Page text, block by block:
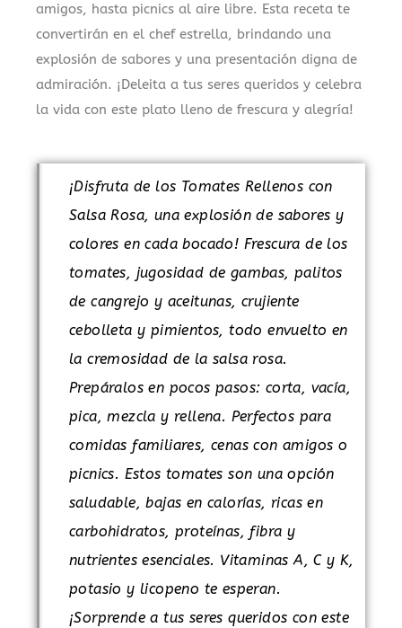
amigos, hasta picnics al aire libre. Esta receta te
convertirán en el chef estrella, brindando una
explosión de sabores y una presentación digna de
admiración. ¡Deleita a tus seres queridos y celebra
la vida con este plato lleno de frescura y alegría!
¡Disfruta de los Tomates Rellenos con
Salsa Rosa, una explosión de sabores y
colores en cada bocado! Frescura de los
tomates, jugosidad de gambas, palitos
de cangrejo y aceitunas, crujiente
cebolleta y pimientos, todo envuelto en
la cremosidad de la salsa rosa.
Prepáralos en pocos pasos: corta, vacía,
pica, mezcla y rellena. Perfectos para
comidas familiares, cenas con amigos o
picnics. Estos tomates son una opción
saludable, bajas en calorías, ricas en
carbohidratos, proteínas, fibra y
nutrientes esenciales. Vitaminas A, C y K,
potasio y licopeno te esperan.
¡Sorprende a tus seres queridos con este